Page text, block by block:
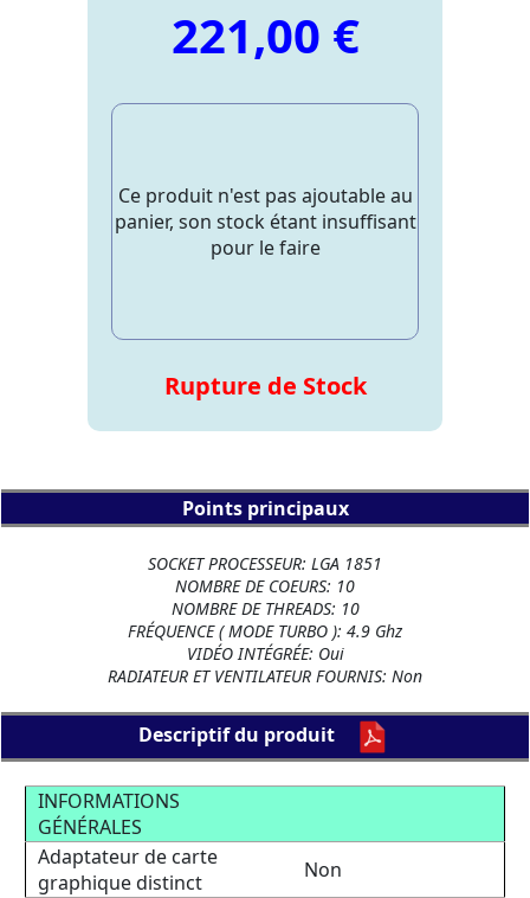
221,00 €
Ce produit n'est pas ajoutable au
panier, son stock étant insuffisant
pour le faire
Rupture de Stock
Points principaux
SOCKET PROCESSEUR: LGA 1851
NOMBRE DE COEURS: 10
NOMBRE DE THREADS: 10
FRÉQUENCE ( MODE TURBO ): 4.9 Ghz
VIDÉO INTÉGRÉE: Oui
RADIATEUR ET VENTILATEUR FOURNIS: Non
Descriptif du produit
INFORMATIONS
GÉNÉRALES
Adaptateur de carte
graphique distinct
Non